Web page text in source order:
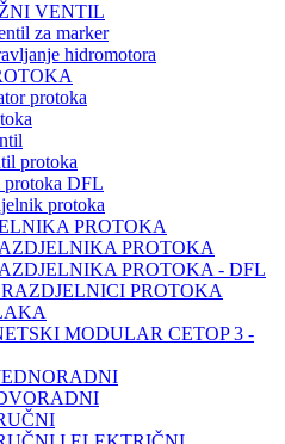
VENTIL
za marker
hidromotora
protoka
protoka
protoka DFL
protoka
PROTOKA
PROTOKA
PROTOKA - DFL
PROTOKA
MODULAR CETOP 3 -